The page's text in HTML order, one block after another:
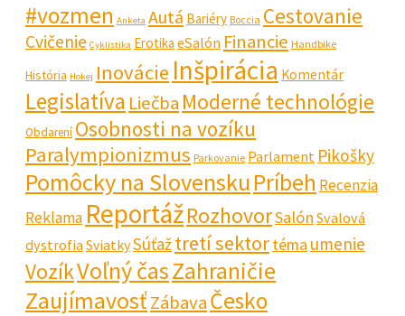
#vozmen Anketa Autá Bariéry Boccia Cestovanie
Cvičenie Cyklistika Erotika eSalón Financie Handbike
História Hokej Inovácie Inšpirácia Komentár
Legislatíva Liečba Moderné technológie
Obdarení Osobnosti na vozíku
Paralympionizmus Parkovanie Parlament Pikošky
Pomôcky na SlovenskuPríbeh Recenzia
Reklama ReportážRozhovorSalón Svalová
dystrofiaSviatkySúťažtretí sektortéma umenie
VozíkVoľný časZahraničie
ZaujímavosťZábavaČesko